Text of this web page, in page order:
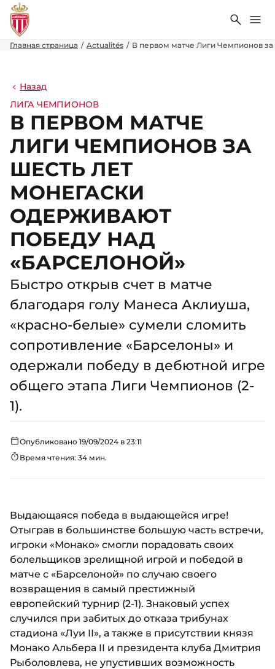
Поиск
Главная страница Actualités В первом матче Лиги Чемпионов
Назад
ЛИГА ЧЕМПИОНОВ
В ПЕРВОМ МАТЧЕ
ЛИГИ ЧЕМПИОНОВ ЗА
ШЕСТЬ ЛЕТ
МОНЕГАСКИ
ОДЕРЖИВАЮТ
ПОБЕДУ НАД
«БАРСЕЛОНОЙ»
Быстро открыв счет в матче
благодаря голу Манеса Аклиуша,
«красно-белые» сумели сломить
сопротивление «Барселоны» и
одержали победу в дебютной игре
общего этапа Лиги Чемпионов (2-
1).
Опубликовано 19/09/2024 в 23:11
Время чтения: 34 мин.
Выдающаяся победа в выдающейся игре!
Отыграв в большинстве большую часть встречи,
игроки «Монако» смогли порадовать своих
болельщиков зрелищной игрой и победой в
матче с «Барселоной» по случаю своего
возвращения в самый престижный
европейский турнир (2-1). Знаковый успех
случился при забитых до отказа трибунах
стадиона «Луи II», а также в присутствии князя
Монако Альбера II и президента клуба Дмитрия
Рыболовлева, не упустивших возможность